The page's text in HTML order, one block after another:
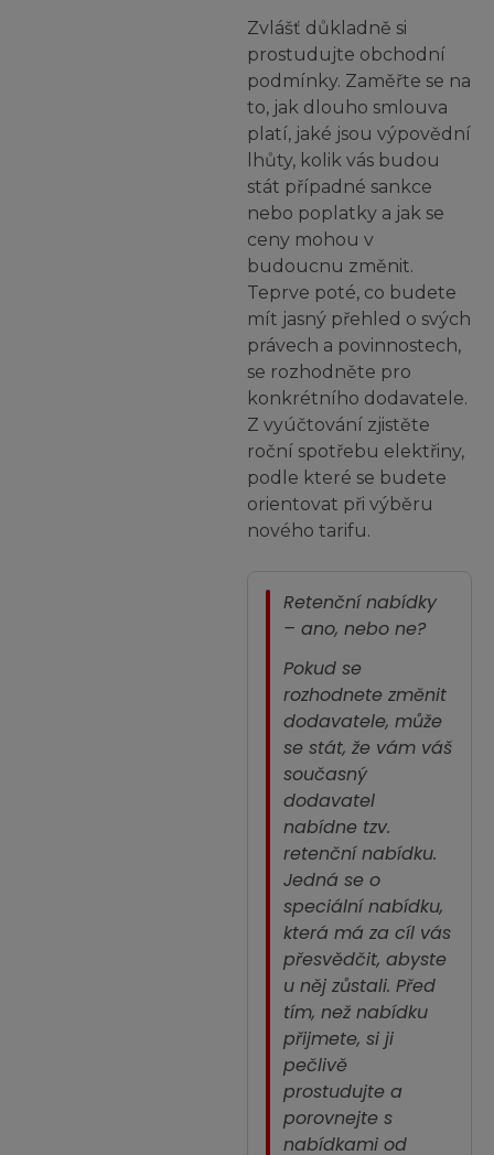
Zvlášť důkladně si
prostudujte obchodní
podmínky. Zaměřte se na
to, jak dlouho smlouva
platí, jaké jsou výpovědní
lhůty, kolik vás budou
stát případné sankce
nebo poplatky a jak se
ceny mohou v
budoucnu změnit.
Teprve poté, co budete
mít jasný přehled o svých
právech a povinnostech,
se rozhodněte pro
konkrétního dodavatele.
Z vyúčtování zjistěte
roční spotřebu elektřiny,
podle které se budete
orientovat při výběru
nového tarifu.
Retenční nabídky
– ano, nebo ne?
Pokud se
rozhodnete změnit
dodavatele, může
se stát, že vám váš
současný
dodavatel
nabídne tzv.
retenční nabídku.
Jedná se o
speciální nabídku,
která má za cíl vás
přesvědčit, abyste
u něj zůstali. Před
tím, než nabídku
přijmete, si ji
pečlivě
prostudujte a
porovnejte s
nabídkami od